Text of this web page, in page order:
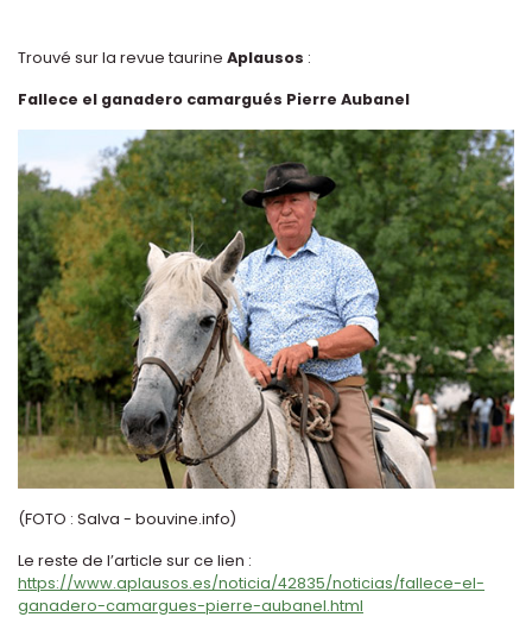
Trouvé sur la revue taurine Aplausos :
Fallece el ganadero camargués Pierre Aubanel
(FOTO : Salva - bouvine.info)
Le reste de l’article sur ce lien :
https://www.aplausos.es/noticia/42835/noticias/fallece-el-
ganadero-camargues-pierre-aubanel.html